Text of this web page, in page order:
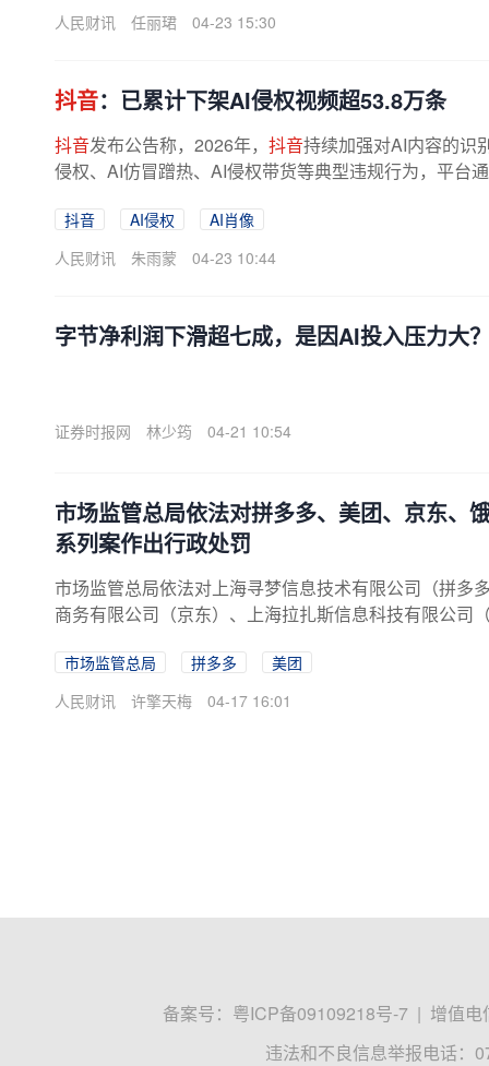
人民财讯
任丽珺 04-23 15:30
抖音：已累计下架AI侵权视频超53.8万条
抖音发布公告称，2026年， 抖音持续加强对AI内容的识
侵权、AI仿冒蹭热、AI侵权带货等典型违规行为，平台
抖音 AI侵权
AI肖像
人民财讯
朱雨蒙 04-23 10:44
字节净利润下滑超七成，是因AI投入压力大
证券时报网 林少筠 04-21 10:54
市场监管总局依法对拼多多、美团、京东、
系列案作出行政处罚
市场监管总局依法对上海寻梦信息技术有限公司（拼多
商务有限公司（京东）、上海拉扎斯信息科技有限公司
市场监管总局 拼多多
美团
人民财讯
许擎天梅 04-17 16:01
备案号： 粤ICP备09109218号-7 | 增值电
违法和不良信息举报电话：